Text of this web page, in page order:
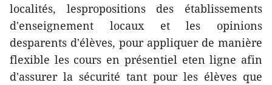
localités, lespropositions des établissements
d'enseignement locaux et les opinions
desparents d'élèves, pour appliquer de manière
flexible les cours en présentiel eten ligne afin
d'assurer la sécurité tant pour les élèves que